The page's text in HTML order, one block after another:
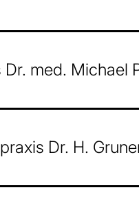
med. Michael
Dr. H.